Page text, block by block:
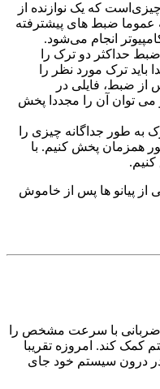
که یک نوازنده از
عموما ضبط های پیشترفته
انجام می‌شود.
حداکثر دو ترک را
ترک مورد نظر را
از ضبط، فایلی در
می توان آن را مجددا پخش
به طور جداگانه چیزی را
همزمان پخش کنیم. با
کنیم.
از پیانو ها پس از خاموش
ضربانی با سرعت مشخص را
کمک کند. امروزه تقریبا
در درون سیستم خود جای